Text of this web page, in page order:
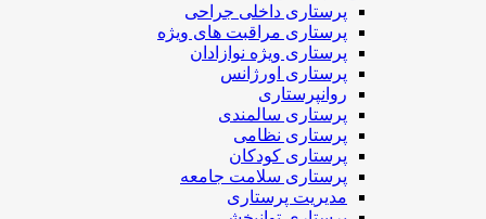
پرستاری داخلی جراحی
پرستاری مراقبت های ويژه
پرستاری ويژه نوازادان
پرستاری اورژانس
روانپرستاری
پرستاری سالمندی
پرستاری نظامی
پرستاری کودکان
پرستاری سلامت جامعه
مدیریت پرستاری